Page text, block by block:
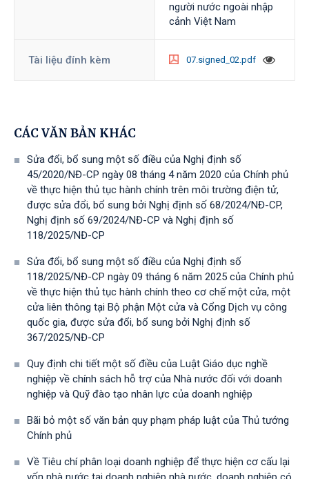
người nước ngoài nhập
cảnh Việt Nam
Tài liệu đính kèm 07.signed_02.pdf
CÁC VĂN BẢN KHÁC
Sửa đổi, bổ sung một số điều của Nghị định số
45/2020/NĐ-CP ngày 08 tháng 4 năm 2020 của Chính phủ
về thực hiện thủ tục hành chính trên môi trường điện tử,
được sửa đổi, bổ sung bởi Nghị định số 68/2024/NĐ-CP,
Nghị định số 69/2024/NĐ-CP và Nghị định số
118/2025/NĐ-СР
Sửa đổi, bổ sung một số điều của Nghị định số
118/2025/NĐ-CP ngày 09 tháng 6 năm 2025 của Chính phủ
về thực hiện thủ tục hành chính theo cơ chế một cửa, một
cửa liên thông tại Bộ phận Một cửa và Cổng Dịch vụ công
quốc gia, được sửa đổi, bổ sung bởi Nghị định số
367/2025/NĐ-СР
Quy định chi tiết một số điều của Luật Giáo dục nghề
nghiệp về chính sách hỗ trợ của Nhà nước đối với doanh
nghiệp và Quỹ đào tạo nhân lực của doanh nghiệp
Bãi bỏ một số văn bản quy phạm pháp luật của Thủ tướng
Chính phủ
Về Tiêu chí phân loại doanh nghiệp để thực hiện cơ cấu lại